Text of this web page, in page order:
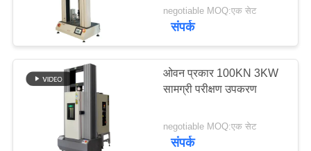
PRIVACY
POLICY
negotiable MOQ:एक सेट
संपर्क
ओवन प्रकार 100KN 3KW
सामग्री परीक्षण उपकरण
negotiable MOQ:एक सेट
संपर्क